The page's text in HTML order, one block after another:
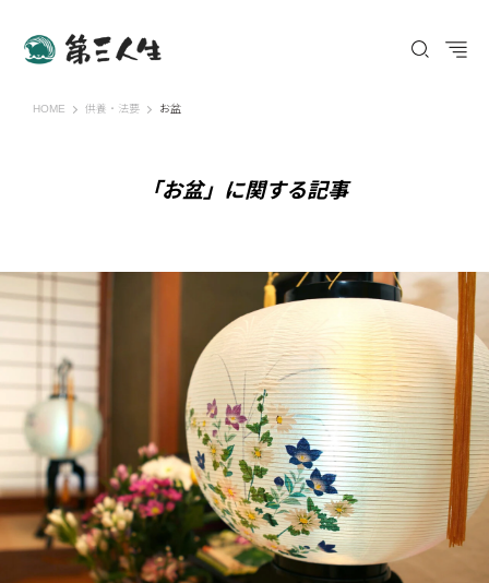
HOME 第三人生 〜寄り道の歩き方〜
供養・法要 お盆
「お盆」に関する記事